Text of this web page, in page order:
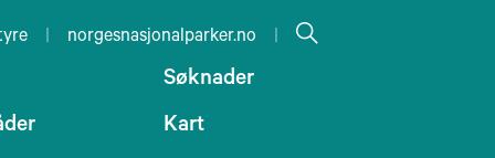
| norgesnasjonalparker.no |
Søknader
Kart